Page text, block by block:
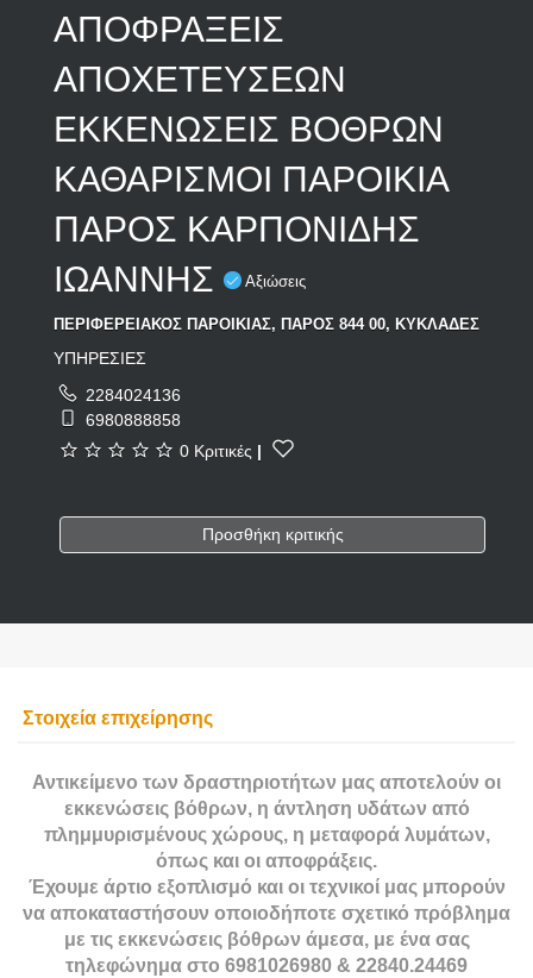
ΑΠΟΦΡΑΞΕΙΣ
ΑΠΟΧΕΤΕΥΣΕΩΝ
ΕΚΚΕΝΩΣΕΙΣ ΒΟΘΡΩΝ
ΚΑΘΑΡΙΣΜΟΙ ΠΑΡΟΙΚΙΑ
ΠΑΡΟΣ ΚΑΡΠΟΝΙΔΗΣ
ΙΩΑΝΝΗΣ
Αξιώσεις
ΠΕΡΙΦΕΡΕΙΑΚΟΣ ΠΑΡΟΙΚΙΑΣ, ΠΑΡΟΣ 844 00, ΚΥΚΛΑΔΕΣ
ΥΠΗΡΕΣΙΕΣ
2284024136
6980888858
0 Κριτικές |
Προσθήκη κριτικής
Στοιχεία επιχείρησης
Αντικείμενο των δραστηριοτήτων μας αποτελούν οι
εκκενώσεις βόθρων, η άντληση υδάτων από
πλημμυρισμένους χώρους, η μεταφορά λυμάτων,
όπως και οι αποφράξεις.
Έχουμε άρτιο εξοπλισμό και οι τεχνικοί μας μπορούν
να αποκαταστήσουν οποιοδήποτε σχετικό πρόβλημα
με τις εκκενώσεις βόθρων άμεσα, με ένα σας
τηλεφώνημα στο 6981026980 & 22840.24469